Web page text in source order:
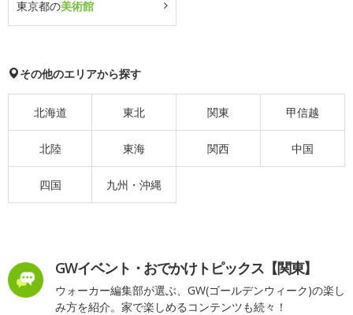
東京都の美術館
その他のエリアから探す
北海道 東北 関東 甲信越
北陸 東海 関西 中国
四国 九州・沖縄
GWイベント・おでかけトピックス【関東】
ウォーカー編集部が選ぶ、GW(ゴールデンウィーク)の楽し
み方を紹介。家で楽しめるコンテンツも続々！